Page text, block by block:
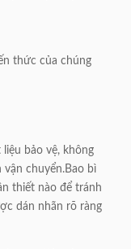
​​thức của chúng
bảo vệ, không
chuyển.Bao bì
thiết nào để tránh
dán nhãn rõ ràng